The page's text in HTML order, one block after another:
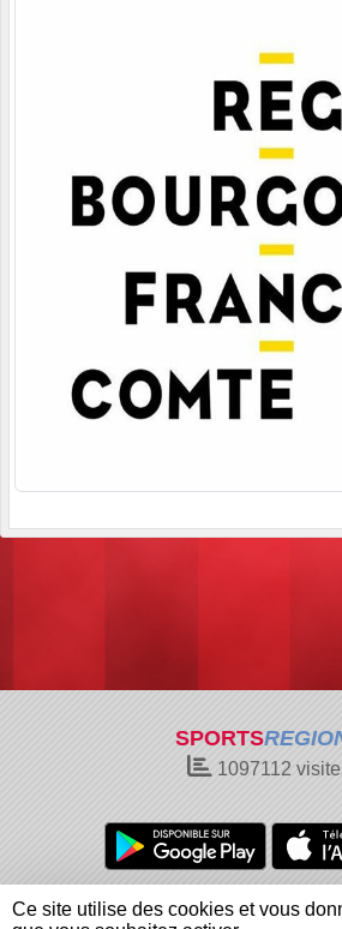
SPORTS
1097112
Charte cookies
Gestion
Ce site utilise des cookies et vous